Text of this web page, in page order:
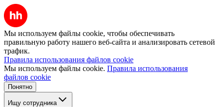
Мы используем файлы cookie, чтобы обеспечивать
правильную работу нашего веб-сайта и анализировать сетевой
трафик.
Правила использования файлов cookie
Мы используем файлы cookie. Правила использования
файлов cookie
Понятно
Ищу сотрудника